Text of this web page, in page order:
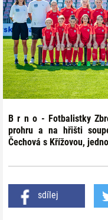
B r n o - Fotbalistky
prohru a na hřišti
Čechová s Křížovou,
sdílej